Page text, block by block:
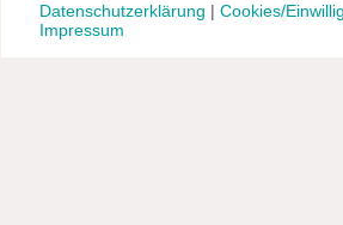
Datenschutzerklärung | Cookies/
Impressum